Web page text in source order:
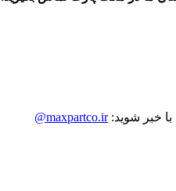
با خبر شوید:maxpartco.ir@